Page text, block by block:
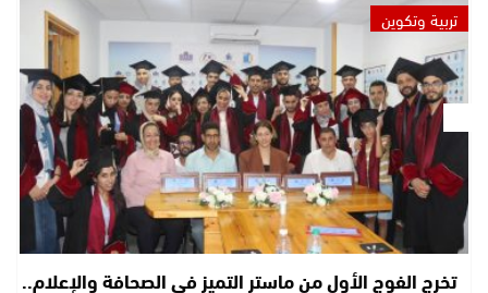
تربية وتكوين
تخرج الفوج الأول من ماستر التميز في الصحافة والإعلام..